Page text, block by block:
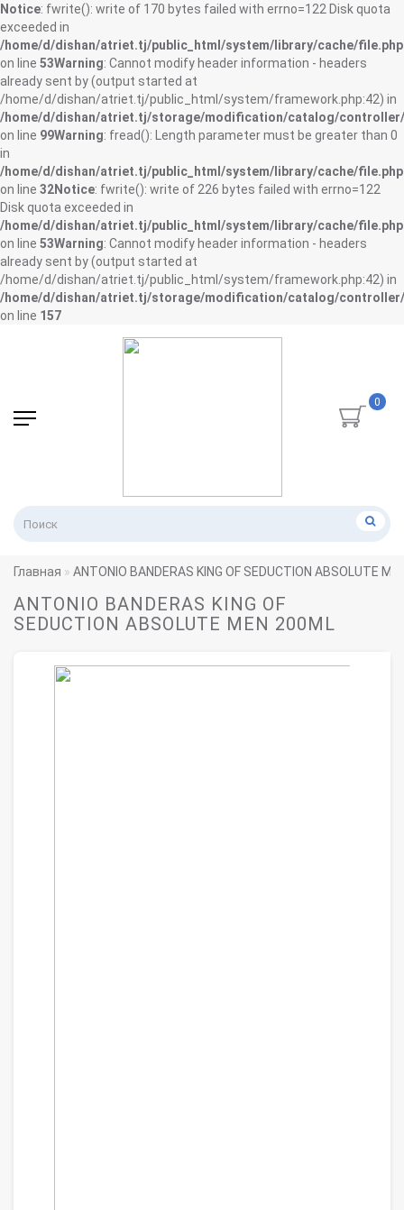
Notice: fwrite(): write of 170 bytes failed with errno=122 Disk quota
exceeded in
/home/d/dishan/atriet.tj/public_html/system/library/cache/file.php
on line 53Warning: Cannot modify header information - headers
already sent by (output started at
/home/d/dishan/atriet.tj/public_html/system/framework.php:42) in
/home/d/dishan/atriet.tj/storage/modification/catalog/
on line 99Warning: fread(): Length parameter must be greater than 0
in
/home/d/dishan/atriet.tj/public_html/system/library/cache/file.php
on line 32Notice: fwrite(): write of 226 bytes failed with errno=122
Disk quota exceeded in
/home/d/dishan/atriet.tj/public_html/system/library/cache/file.php
on line 53Warning: Cannot modify header information - headers
already sent by (output started at
/home/d/dishan/atriet.tj/public_html/system/framework.php:42) in
/home/d/dishan/atriet.tj/storage/modification/catalog/
on line 157
0
Главная ANTONIO BANDERAS KING OF SEDUCTION ABSOLUTE
ANTONIO BANDERAS KING OF
SEDUCTION ABSOLUTE MEN 200ML